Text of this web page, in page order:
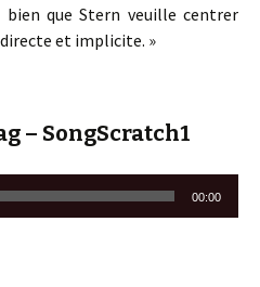
que Stern veuille centrer
et implicite. »
– SongScratch1
00:00